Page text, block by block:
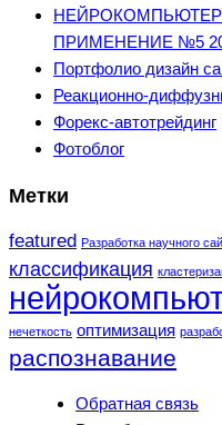
ПРИМЕНЕНИЕ №5
Портфолио дизайн
Реакционно-
Форекс-автотрейдинг
Фотоблог
Метки
featured Разработка научного
классификация
нечеткость оптимизация
распознавание
Обратная связь